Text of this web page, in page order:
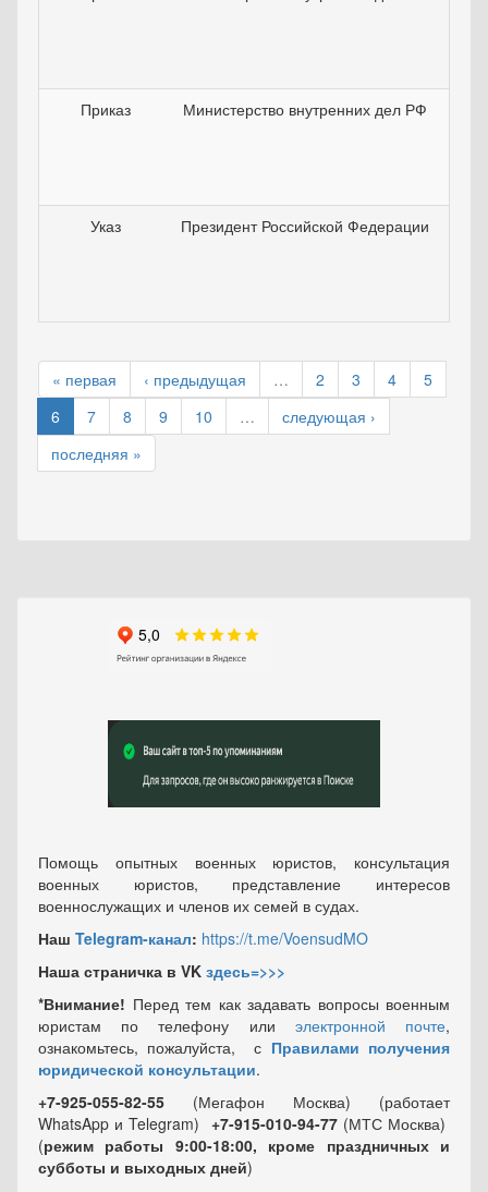
Приказ Министерство внутренних дел РФ
Указ Президент Российской Федерации
« первая ‹ предыдущая … 2 3 4
5
6
7 8 9 10 …
следующая ›
последняя »
Помощь опытных военных юристов, консультация
военных юристов, представление интересов
военнослужащих и членов их семей в судах.
Наш Telegram-канал: https://t.me/VoensudMO
Наша страничка в VK здесь=>>>
*Внимание! Перед тем как задавать вопросы военным
юристам по телефону или электронной почте,
ознакомьтесь, пожалуйста, с Правилами получения
юридической консультации.
+7-925-055-82-55 (Мегафон Москва) (работает
WhatsApp и Telegram) +7-915-010-94-77 (МТС Москва)
(режим работы 9:00-18:00, кроме праздничных и
субботы и выходных дней)